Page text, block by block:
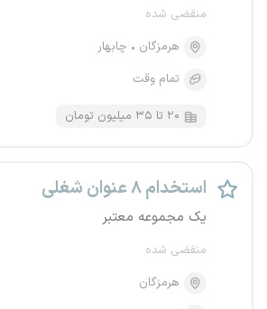
منقضی شده
هرمزگان
چابهار
تمام وقت
۲۰ تا ۳۵ میلیون تومان
استخدام ۸ عنوان شغلی
یک مجموعه معتبر
منقضی شده
هرمزگان